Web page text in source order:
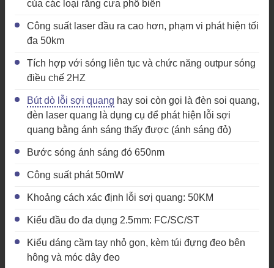
của các loại răng cưa phổ biến
Công suất laser đầu ra cao hơn, phạm vi phát hiện tối
đa 50km
Tích hợp với sóng liên tục và chức năng outpur sóng
điều chế 2HZ
Bút dò lỗi sợi quang hay soi còn gọi là đèn soi quang,
đèn laser quang là dụng cụ để phát hiện lỗi sợi
quang bằng ánh sáng thấy được (ánh sáng đỏ)
Bước sóng ánh sáng đó 650nm
Công suất phát 50mW
Khoảng cách xác định lỗi sơị quang: 50KM
Kiểu đầu đo đa dụng 2.5mm: FC/SC/ST
Kiểu dáng cầm tay nhỏ gọn, kèm túi đựng đeo bên
hông và móc dây đeo